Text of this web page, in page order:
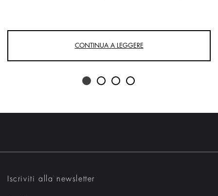
CONTINUA A LEGGERE
Iscriviti alla newsletter